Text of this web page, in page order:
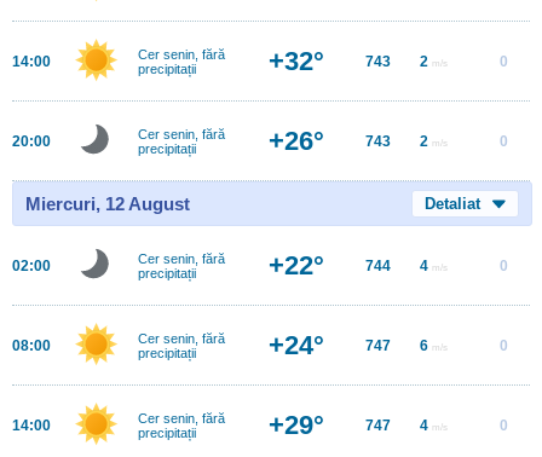
14:00
Cer senin, fără
precipitații
+32° 743 2 m/s 0
20:00
Cer senin, fără
precipitații
+26° 743 2 m/s 0
Miercuri, 12 August Detaliat
02:00
Cer senin, fără
precipitații
+22° 744 4 m/s 0
08:00
Cer senin, fără
precipitații
+24° 747 6 m/s 0
14:00
Cer senin, fără
precipitații
+29° 747 4 m/s 0